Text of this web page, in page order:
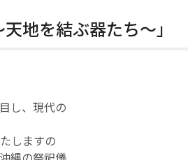
地を結ぶ器たち～」
し、現代の
しますの